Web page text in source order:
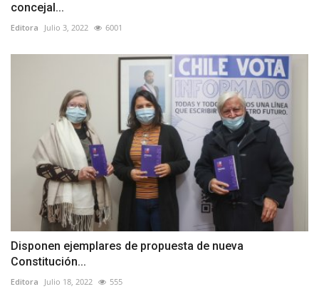
concejal...
Editora Julio 3, 2022 6001
Disponen ejemplares de propuesta de nueva
Constitución...
Editora Julio 18, 2022 555